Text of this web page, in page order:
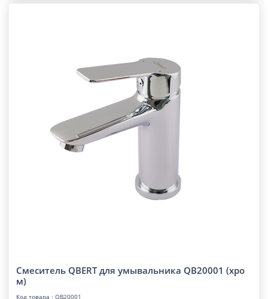
Смеситель QBERT для умывальника QB20001 (хро
м)
Код товара : QB20001